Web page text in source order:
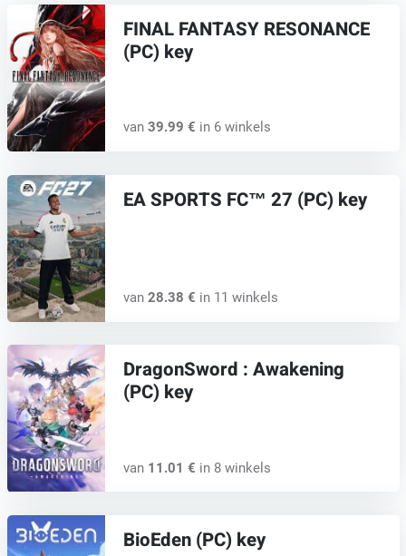
FINAL FANTASY RESONANCE
(PC) key
van 39.99 € in 6 winkels
EA SPORTS FC™ 27 (PC) key
van 28.38 € in 11 winkels
DragonSword : Awakening
(PC) key
van 11.01 € in 8 winkels
BioEden (PC) key